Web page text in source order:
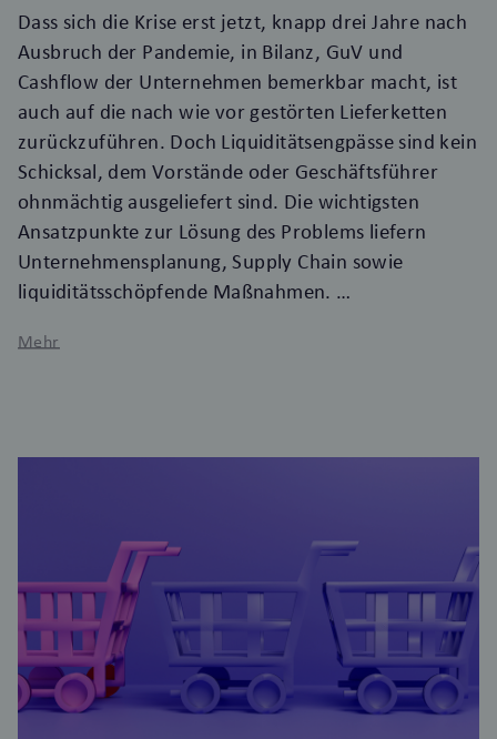
Dass sich die Krise erst jetzt, knapp drei Jahre nach
Ausbruch der Pandemie, in Bilanz, GuV und
Cashflow der Unternehmen bemerkbar macht, ist
auch auf die nach wie vor gestörten Lieferketten
zurückzuführen. Doch Liquiditätsengpässe sind kein
Schicksal, dem Vorstände oder Geschäftsführer
ohnmächtig ausgeliefert sind. Die wichtigsten
Ansatzpunkte zur Lösung des Problems liefern
Unternehmensplanung, Supply Chain sowie
liquiditätsschöpfende Maßnahmen.
Mehr